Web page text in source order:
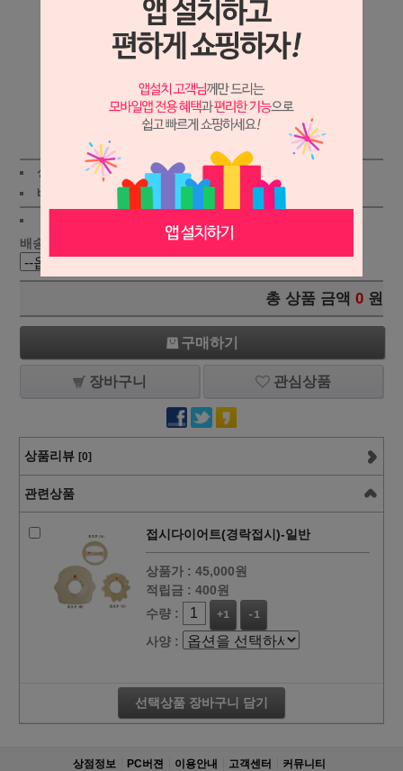
상세보기
상품가 :
288,000원
배송비 :
(조건) 지역별
배송 :
총 상품 금액 0 원
구매하기
장바구니 관심상품
상품리뷰 [0]
관련상품
접시다이어트(경락접시)-일반
상품가 : 45,000원
적립금 : 400원
수량 :
+1 -1
사양 :
선택상품 장바구니 담기
상점정보 PC버젼 이용안내 고객센터 커뮤니티